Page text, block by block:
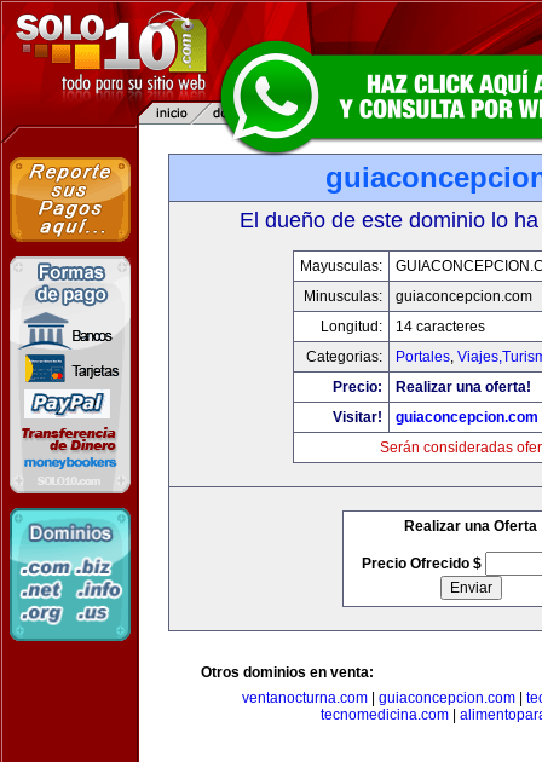
El dueño de este dominio lo
Mayusculas:
Minusculas:
guiaconcepcion.com
Longitud:
14 caracteres
Categorias:
Portales,
Precio:
Realizar una oferta!
Visitar!
guiaconcepcion.com
Serán consideradas
Realizar una Oferta
Precio Ofrecido $
Otros dominios en venta:
ventanocturna.com| guiaconcepcion.com|
tecnomedicina.com|